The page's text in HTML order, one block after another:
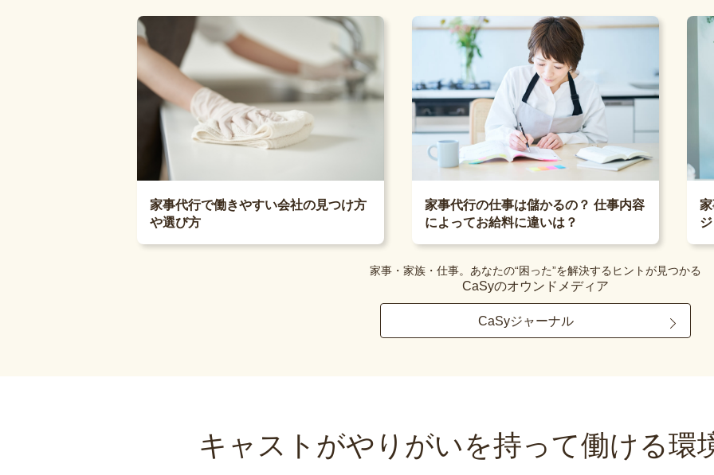
家事代行で働きやすい会社の見つけ方
や選び方
家事代行の仕事は儲かるの？ 仕事内容
によってお給料に違いは？
家事・家族・仕事。あなたの“困った”を解決するヒントが見つかる
CaSyのオウンドメディア
CaSyジャーナル
キャストがやりがいを持って働ける環